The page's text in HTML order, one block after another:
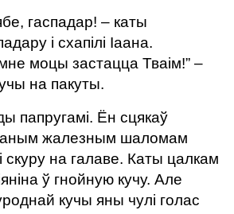
гаспадар! – каты
і схапілі Іаана.
моцы застацца Тваім!” –
на пакуты.
ды папругамі. Ён сцякаў
жалезным шаломам
скуру на галаве. Каты цалкам
ў гнойную кучу. Але
кучы яны чулі голас